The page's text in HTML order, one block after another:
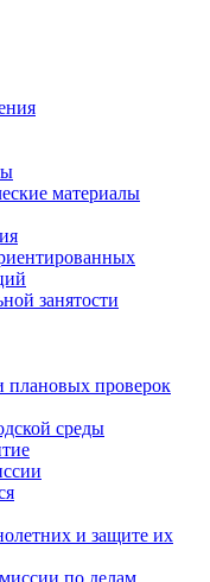
материалы
занятости
проверок
среды
и защите их
по делам